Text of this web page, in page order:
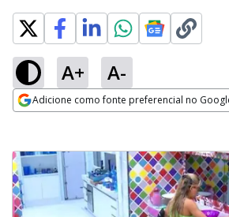
A+ A-
Adicione como fonte preferencial no